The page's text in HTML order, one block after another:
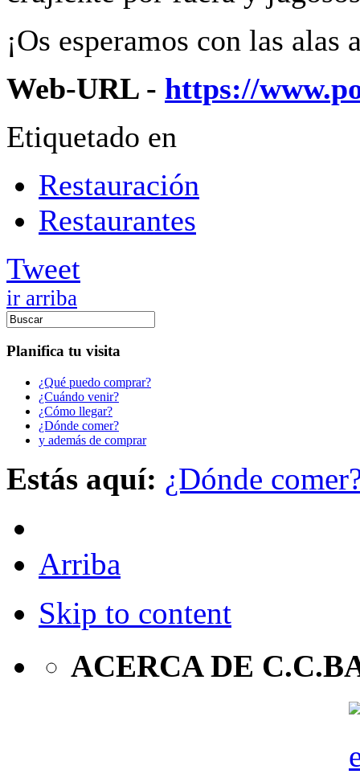
¡Os esperamos con las alas
Web-URL - https://
Etiquetado en
Restauración
Restaurantes
Tweet
ir arriba
Planifica tu visita
¿Qué puedo comprar?
¿Cuándo venir?
¿Cómo llegar?
¿Dónde comer?
y además de comprar
Estás aquí: ¿Dónde
Arriba
Skip to content
ACERCA DE